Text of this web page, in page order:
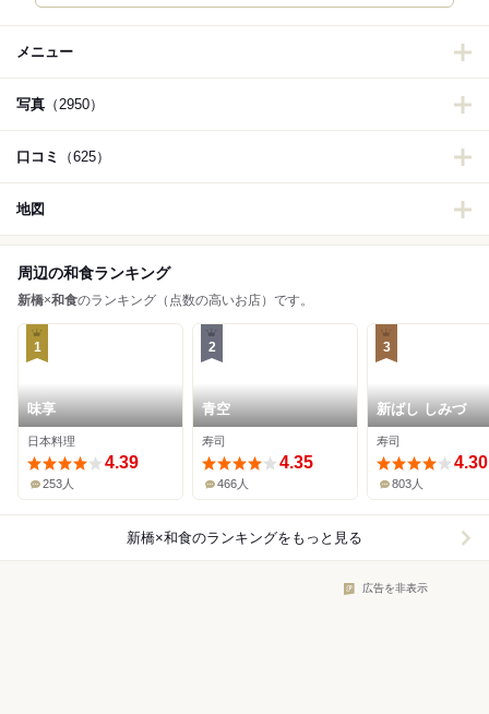
メニュー
写真 （2950）
口コミ （625）
地図
周辺の和食ランキング
新橋×和食のランキング（点数の高いお店）です。
1
味享
日本料理
4.39
253人
2
青空
寿司
4.35
466人
3
新ばし しみづ
寿司
4.30
803人
新橋×和食のランキングをもっと見る
広告を非表示